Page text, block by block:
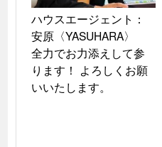
ハウスエージェント：
安原〈YASUHARA〉
全力でお力添えして参
ります！ よろしくお願
いいたします。